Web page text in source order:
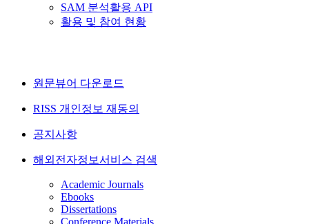
SAM 분석활용 API
활용 및 참여 현황
원문뷰어 다운로드
RISS 개인정보 재동의
공지사항
해외전자정보서비스 검색
Academic Journals
Ebooks
Dissertations
Conference Materials